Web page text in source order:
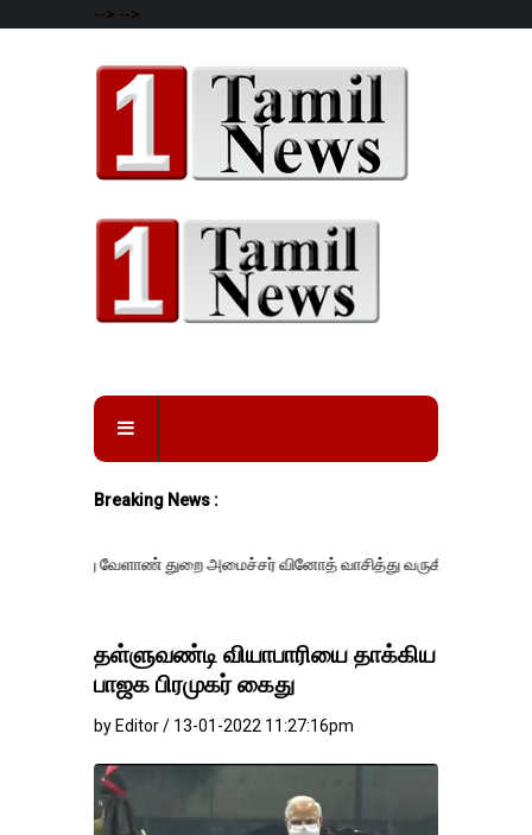
--> -->
Breaking News :
துறை அமைச்சர் வினோத் வாசித்து வருகிறார். �.
தள்ளுவண்டி வியாபாரியை தாக்கிய
பாஜக பிரமுகர் கைது
by Editor / 13-01-2022 11:27:16pm